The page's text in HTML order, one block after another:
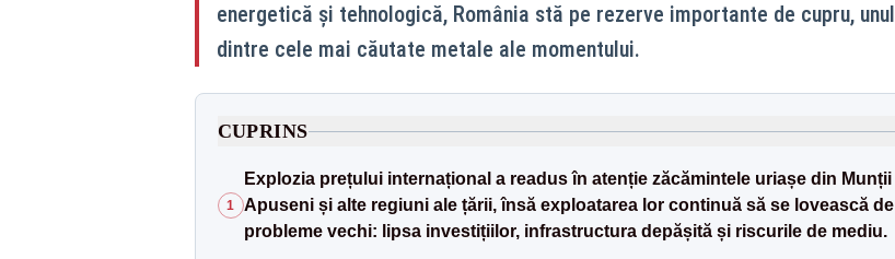
energetică și tehnologică, România stă pe rezerve importante de cupru, unul
dintre cele mai căutate metale ale momentului.
CUPRINS
1
Explozia prețului internațional a readus în atenție zăcămintele uriașe din Munții
Apuseni și alte regiuni ale țării, însă exploatarea lor continuă să se lovească de
probleme vechi: lipsa investițiilor, infrastructura depășită și riscurile de mediu.